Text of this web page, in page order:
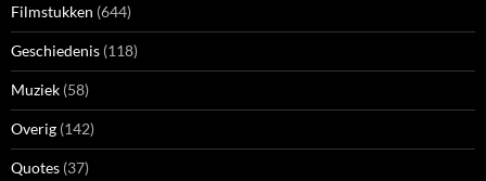
Filmstukken (644)
Geschiedenis (118)
Muziek (58)
Overig (142)
Quotes (37)